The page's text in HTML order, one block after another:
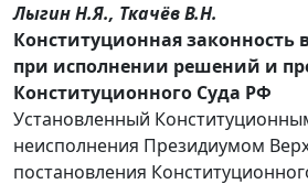
Лыгин Н.Я., Ткачёв В.Н.
Конституционная законность
при исполнении решений и
Конституционного Суда РФ
Установленный
неисполнения Президиумом
постановления